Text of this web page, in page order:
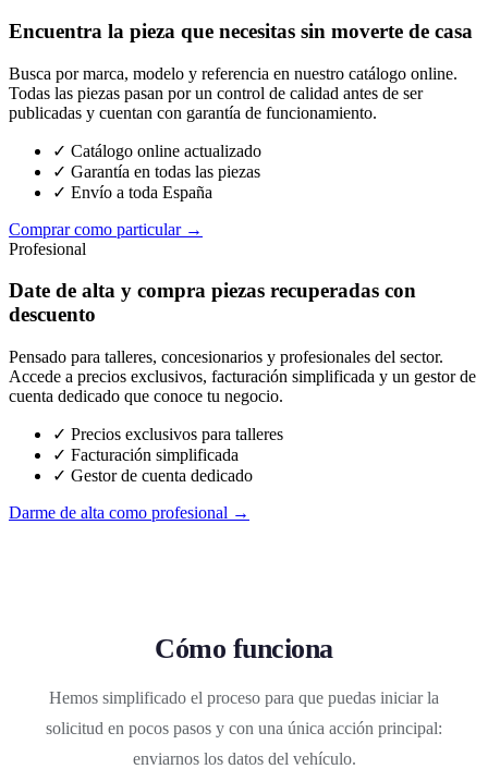
Encuentra la pieza que necesitas sin moverte de casa
Busca por marca, modelo y referencia en nuestro catálogo online.
Todas las piezas pasan por un control de calidad antes de ser
publicadas y cuentan con garantía de funcionamiento.
✓ Catálogo online actualizado
✓ Garantía en todas las piezas
✓ Envío a toda España
Comprar como particular →
Profesional
Date de alta y compra piezas recuperadas con
descuento
Pensado para talleres, concesionarios y profesionales del sector.
Accede a precios exclusivos, facturación simplificada y un gestor de
cuenta dedicado que conoce tu negocio.
✓ Precios exclusivos para talleres
✓ Facturación simplificada
✓ Gestor de cuenta dedicado
Darme de alta como profesional →
Cómo funciona
Hemos simplificado el proceso para que puedas iniciar la
solicitud en pocos pasos y con una única acción principal:
enviarnos los datos del vehículo.